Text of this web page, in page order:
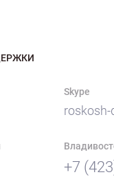
Skype
roskosh-
+7